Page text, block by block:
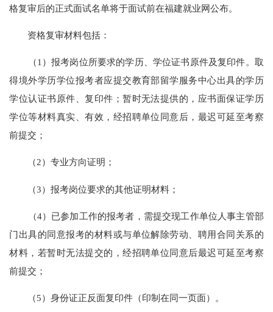
格复审后的正式面试名单将于面试前在福建就业网公布。
资格复审材料包括：
（1）报考岗位所要求的学历、学位证书原件及复印件。取
得境外学历学位报考者应提交教育部留学服务中心出具的学历
学位认证书原件、复印件；暂时无法提供的，应书面保证学历
学位等材料真实、有效，经招聘单位同意后，最迟可延至考察
前提交；
（2）专业方向证明；
（3）报考岗位要求的其他证明材料；
（4）已参加工作的报考者，需提交现工作单位人事主管部
门出具的同意报考的材料或与单位解除劳动、聘用合同关系的
材料，若暂时无法提交的，经招聘单位同意后最迟可延至考察
前提交；
（5）身份证正反面复印件（印制在同一页面）。